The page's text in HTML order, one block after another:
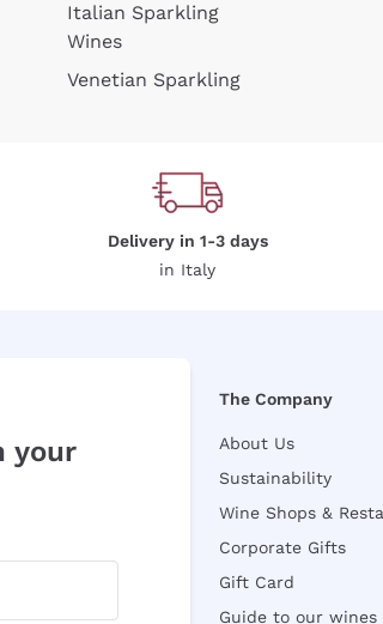
Italian Sparkling
Wines
Venetian Sparkling
Delivery in 1-3 days
in Italy
your
The Company
About Us
Sustainability
Wine Shops &
Corporate Gifts
Gift Card
Guide to our wines